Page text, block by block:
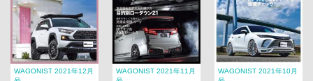
WAGONIST 2021年12月
WAGONIST 2021年11月
WAGONIST 2021年10月